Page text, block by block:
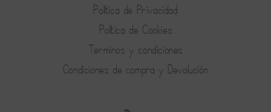
Política de Privacidad
Política de Cookies
Terminos y condiciones
Condiciones de compra y Devolución